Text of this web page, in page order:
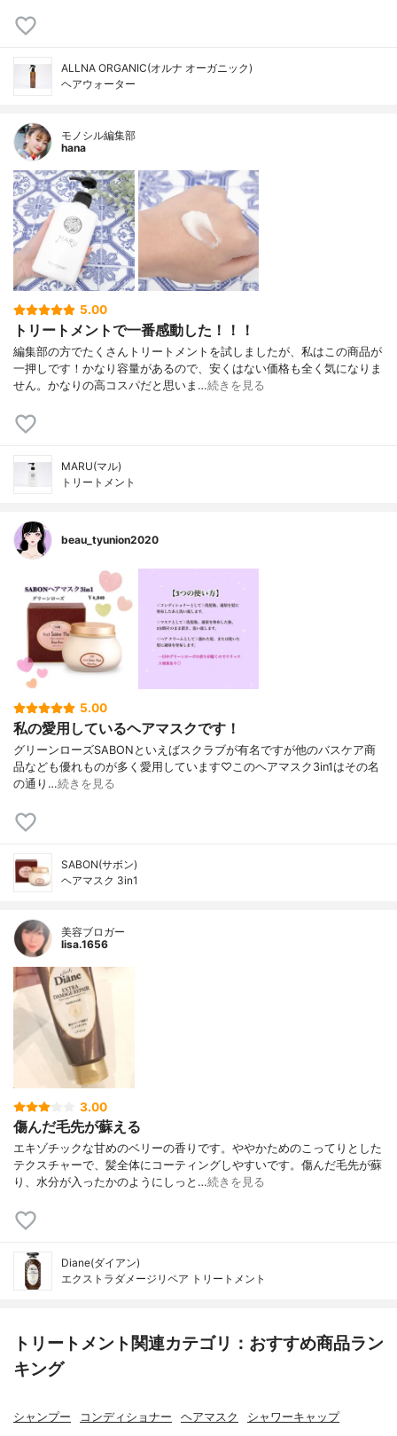
ALLNA ORGANIC(オルナ オーガニック)
ヘアウォーター
モノシル編集部
hana
5.00
トリートメントで一番感動した！！！
編集部の方でたくさんトリートメントを試しましたが、私はこの商品が
一押しです！かなり容量があるので、安くはない価格も全く気になりま
せん。かなりの高コスパだと思いま…続きを見る
MARU(マル)
トリートメント
beau_tyunion2020
5.00
私の愛用しているヘアマスクです！
グリーンローズSABONといえばスクラブが有名ですが他のバスケア商
品なども優れものが多く愛用しています♡このヘアマスク3in1はその名
の通り…続きを見る
SABON(サボン)
ヘアマスク 3in1
美容ブロガー
lisa.1656
3.00
傷んだ毛先が蘇える
エキゾチックな甘めのベリーの香りです。ややかためのこってりとした
テクスチャーで、髪全体にコーティングしやすいです。傷んだ毛先が蘇
り、水分が入ったかのようにしっと…続きを見る
Diane(ダイアン)
エクストラダメージリペア トリートメント
トリートメント関連カテゴリ：おすすめ商品ラン
キング
シャンプー コンディショナー ヘアマスク シャワーキャップ